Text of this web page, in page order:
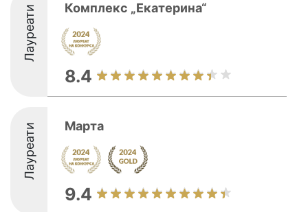
Лауреати Комплекс „Екатерина“
8.4
Лауреати Марта
9.4